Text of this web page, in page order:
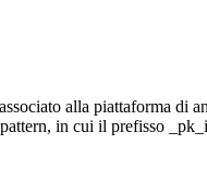
alla piattaforma di
in cui il prefisso